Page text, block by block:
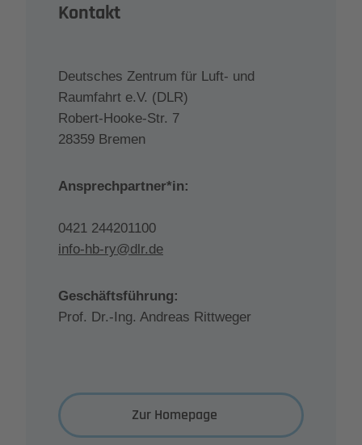
Kontakt
Deutsches Zentrum für Luft- und
Raumfahrt e.V. (DLR)
Robert-Hooke-Str. 7
28359 Bremen
Ansprechpartner*in:
0421 244201100
info-hb-ry@dlr.de
Geschäftsführung:
Prof. Dr.-Ing. Andreas Rittweger
Zur Homepage